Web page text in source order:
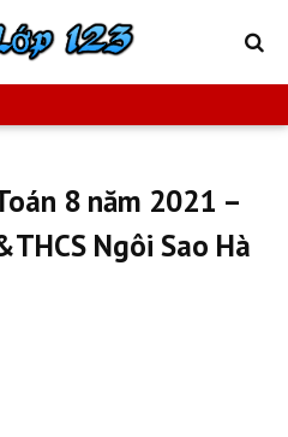
8 năm 2021 –
Ngôi Sao Hà